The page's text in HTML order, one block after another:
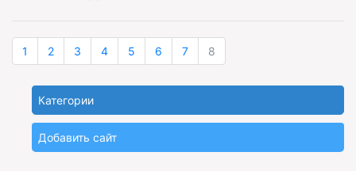
1 2 3 4 5 6 7 8
Категории
Добавить сайт